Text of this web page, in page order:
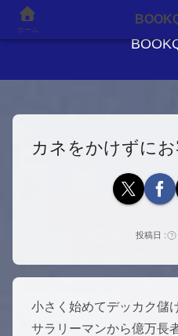
カネをかけずにお
小さく始めてデッカク儲
サラリーマンから億万長
ホーム